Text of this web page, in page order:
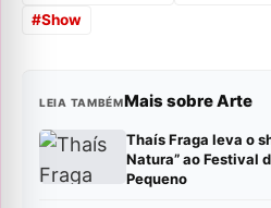
#Show
LEIA TAMBÉMMais sobre Arte
Thaís Fraga leva o
Natura” ao Festival
Pequeno